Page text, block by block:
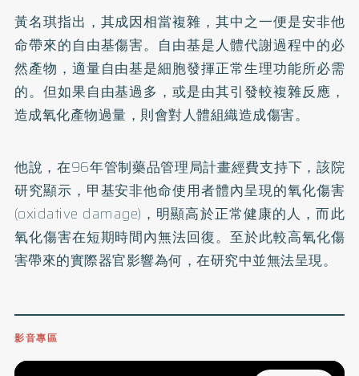
黃名琪指出，其成因相當複雜，其中之一便是安非他
命帶來的自由基傷害。自由基是人體代謝過程中的必
然產物，適量自由基是細胞發揮正常生理功能所必需
的。但如果自由基過多，或是由其引發較複雜反應，
造成氧化產物過量，則會對人體組織造成傷害。
他說，在96年管制藥品管理局計畫經費支持下，該院
研究顯示，甲基安非他命使用者體內呈現的氧化傷害
(oxidative damage)，明顯高於正常健康的人，而此
氧化傷害在短期時間內無法回復。至於此較高氧化傷
害帶來的實際器官影響為何，在研究中並無法呈現。
影音專區